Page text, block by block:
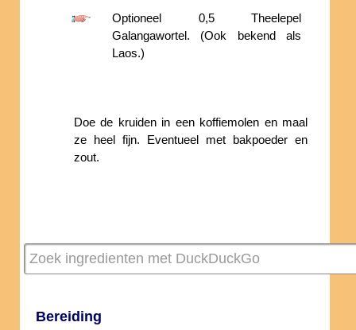
Optioneel 0,5 Theelepel
Galangawortel. (Ook bekend als
Laos.)
Doe de kruiden in een koffiemolen en maal
ze heel fijn. Eventueel met bakpoeder en
zout.
Bereiding